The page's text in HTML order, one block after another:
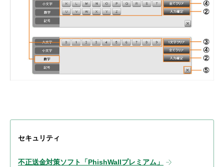
セキュリティ
不正送金対策ソフト「PhishWallプレミアム」